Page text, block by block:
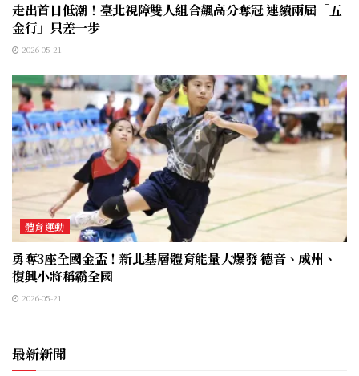
走出首日低潮！臺北視障雙人組合飆高分奪冠 連續兩屆「五
金行」只差一步
2026-05-21
體育運動
勇奪3座全國金盃！新北基層體育能量大爆發 德音、成州、
復興小將稱霸全國
2026-05-21
最新新聞